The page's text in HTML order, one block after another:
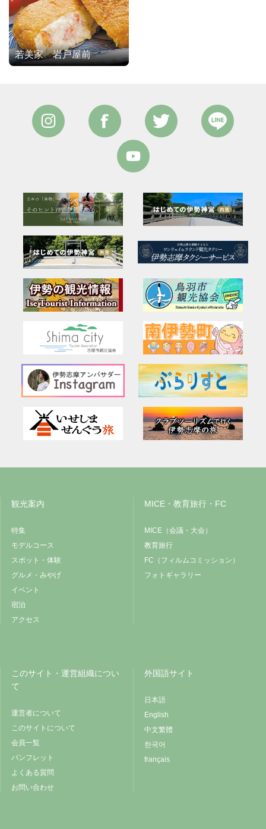
若美家 岩戸屋前
観光案内
特集
モデルコース
スポット・体験
グルメ・みやげ
イベント
宿泊
アクセス
MICE・教育旅行・FC
MICE（会議・大会）
教育旅行
FC（フィルムコミッション）
フォトギャラリー
このサイト・運営組織につい
て
運営者について
このサイトについて
会員一覧
パンフレット
よくある質問
お問い合わせ
外国語サイト
日本語
English
中文繁體
한국어
français